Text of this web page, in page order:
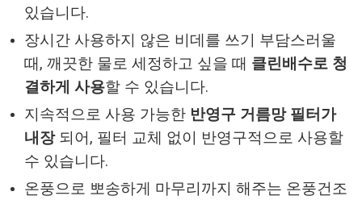
있습니다.
장시간 사용하지 않은 비데를 쓰기 부담스러울
때, 깨끗한 물로 세정하고 싶을 때 클린배수로 청
결하게 사용할 수 있습니다.
지속적으로 사용 가능한 반영구 거름망 필터가
내장되어, 필터 교체 없이 반영구적으로 사용할
수 있습니다.
온풍으로 뽀송하게 마무리까지 해주는 온풍건조